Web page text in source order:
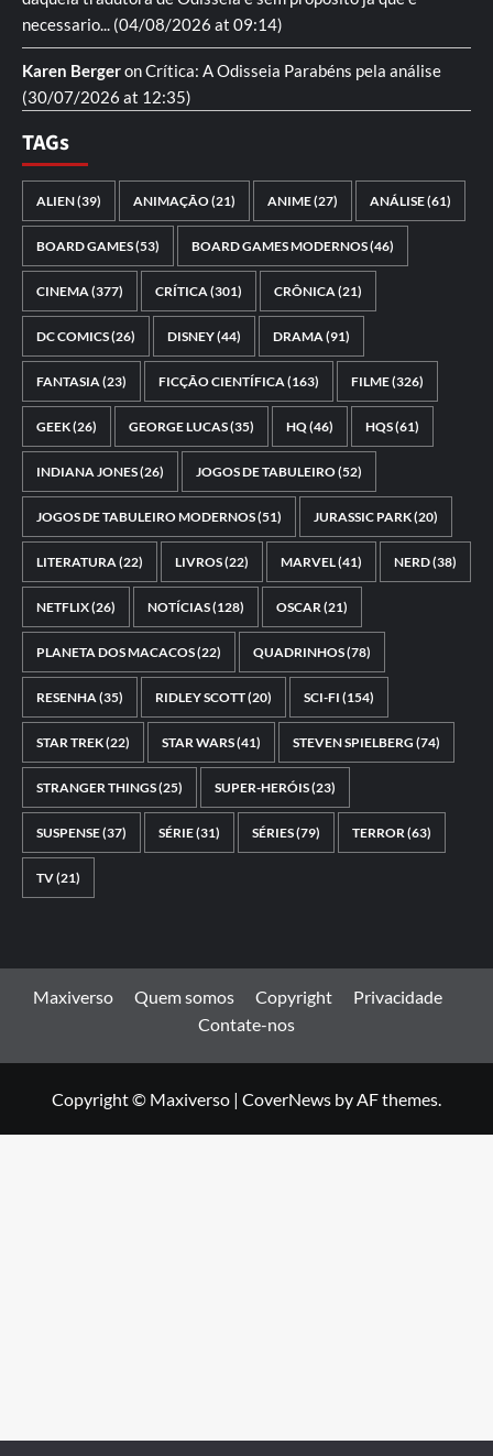
necessario... (04/08/2026 at 09:14)
Karen BergeronCrítica: A Odisseia Parabéns pela análise
(30/07/2026 at 12:35)
TAGs
ALIEN(39) ANIMAÇÃO(21) ANIME(27) ANÁLISE(61)
BOARD GAMES(53) BOARD GAMES MODERNOS(46)
CINEMA(377) CRÍTICA(301) CRÔNICA(21)
DC COMICS(26) DISNEY(44) DRAMA(91)
FANTASIA(23) FICÇÃO CIENTÍFICA(163) FILME(326)
GEEK(26) GEORGE LUCAS(35) HQ(46) HQS(61)
INDIANA JONES(26) JOGOS DE TABULEIRO(52)
JOGOS DE TABULEIRO MODERNOS(51) JURASSIC PARK(20)
LITERATURA(22) LIVROS(22) MARVEL(41) NERD(38)
NETFLIX(26) NOTÍCIAS(128) OSCAR(21)
PLANETA DOS MACACOS(22) QUADRINHOS(78)
RESENHA(35) RIDLEY SCOTT(20) SCI-FI (154)
STAR TREK(22) STAR WARS(41) STEVEN SPIELBERG (74)
STRANGER THINGS(25) SUPER-HERÓIS(23)
SUSPENSE(37) SÉRIE(31) SÉRIES(79) TERROR(63)
TV(21)
Maxiverso Quem somos Copyright
Privacidade
Contate-nos
Copyright © Maxiverso | CoverNews by AF themes.